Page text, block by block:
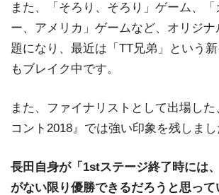
また、「そろり、そろり」ゲーム、
ー、アメリカ」ゲームなど、オリジ
題になり、最近は「TT兄弟」という
もブレイク中です。
また、ファイナリストとして出場し
コント2018』では強い印象を残しまし
長田自身が「1stステージ終了時には
がない限り優勝できるだろうと思っ